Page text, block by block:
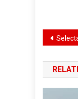
Selecta : Le